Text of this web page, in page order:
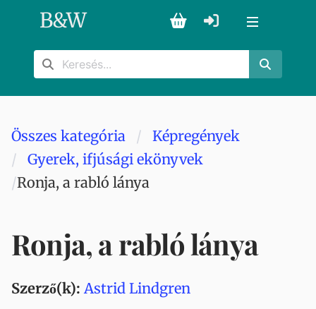
B&W
Összes kategória
Képregények
Gyerek, ifjúsági ekönyvek
Ronja, a rabló lánya
Ronja, a rabló lánya
Szerző(k): Astrid Lindgren